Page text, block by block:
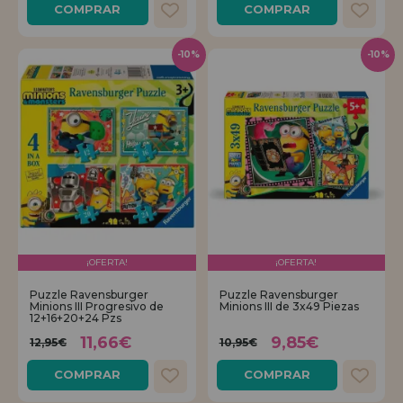
COMPRAR COMPRAR
¡OFERTA!
Puzzle Ravensburger
Minions III Progresivo de
12+16+20+24 Pzs
12,95€
11,66€
COMPRAR
-10%
¡OFERTA!
Puzzle Ravensburger
Minions III de 3x49 Piezas
10,95€ 9,85€
COMPRAR
-10%